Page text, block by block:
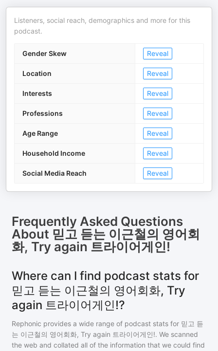
Listeners, social reach, demographics and more for this
podcast.
Gender Skew Reveal
Location Reveal
Interests Reveal
Professions Reveal
Age Range Reveal
Household Income Reveal
Social Media Reach Reveal
Frequently Asked Questions
About 믿고 듣는 이근철의 영어회
화, Try again 트라이어게인!
Where can I find podcast stats for
믿고 듣는 이근철의 영어회화, Try
again 트라이어게인!?
Rephonic provides a wide range of podcast stats for 믿고 듣
는 이근철의 영어회화, Try again 트라이어게인!. We scanned
the web and collated all of the information that we could find